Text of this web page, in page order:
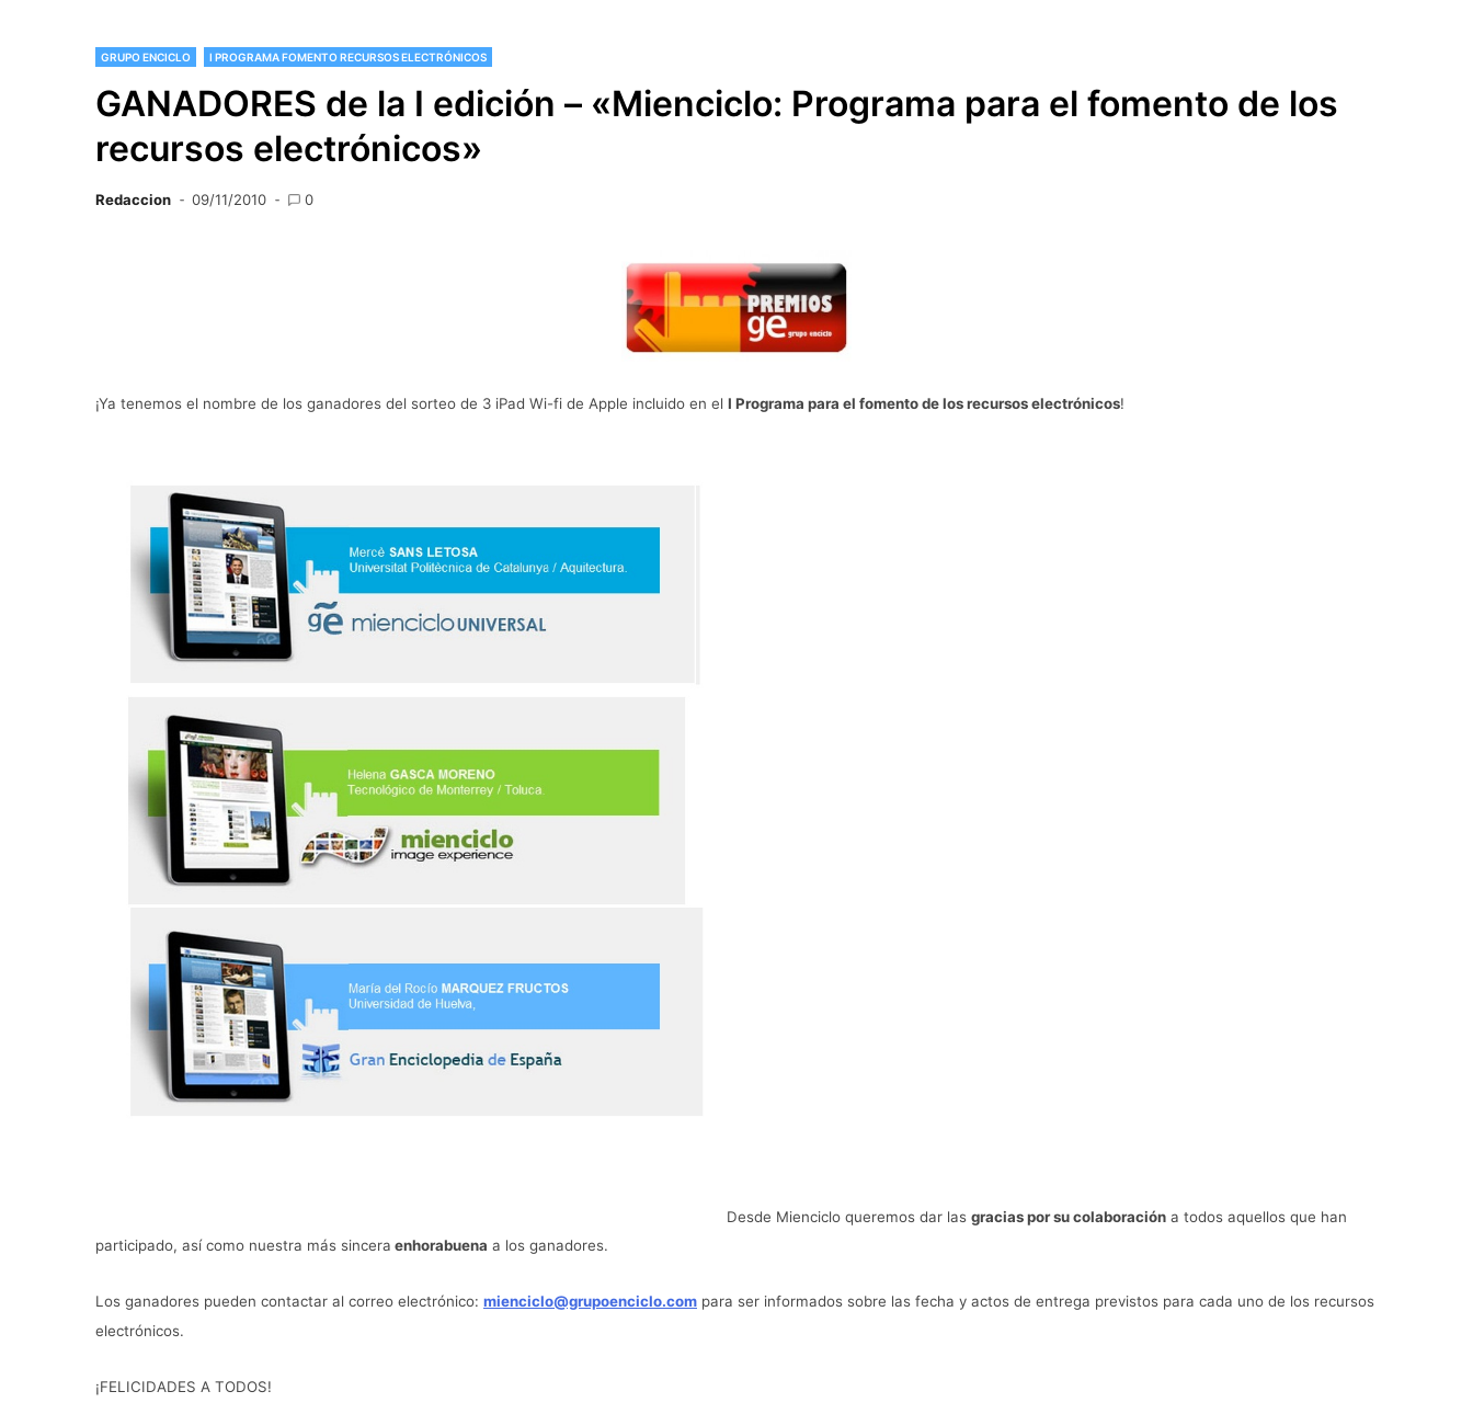
GRUPO ENCICLO I PROGRAMA FOMENTO RECURSOS ELECTRÓNICOS
GANADORES de la I edición – «Mienciclo: Programa para el fomento de los
recursos electrónicos»
Redaccion 09/11/2010 0
¡Ya tenemos el nombre de los ganadores del sorteo de 3 iPad Wi-fi de Apple incluido en el I Programa para el fomento de los recursos electrónicos!
Desde Mienciclo queremos dar las gracias por su colaboración a todos aquellos que han
participado, así como nuestra más sincera enhorabuena a los ganadores.
Los ganadores pueden contactar al correo electrónico: mienciclo@grupoenciclo.com para ser informados sobre las fecha y actos de entrega previstos para cada uno de los recursos
electrónicos.
¡FELICIDADES A TODOS!